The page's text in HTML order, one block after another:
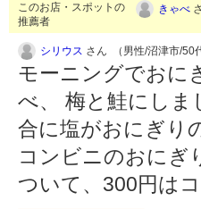
このお店・スポットの
推薦者
きゃべ
シリウス さん （男性/沼津市/50
モーニングでおに
べ、 梅と鮭にしま
合に塩がおにぎり
コンビニのおにぎ
ついて、300円は